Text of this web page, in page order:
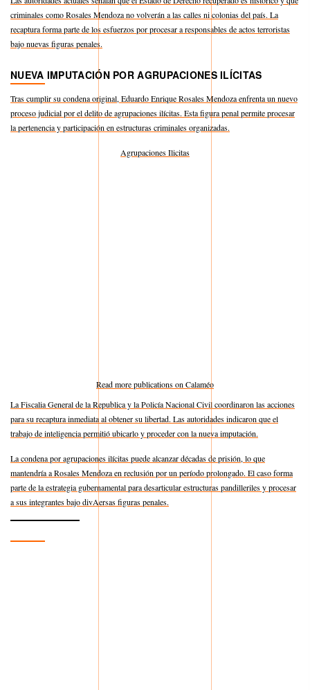
criminales como Rosales Mendoza no volverán a las calles ni colonias del país. La
recaptura forma parte de los esfuerzos por procesar a responsables de actos terroristas
bajo nuevas figuras penales.
NUEVA IMPUTACIÓN POR AGRUPACIONES ILÍCITAS
Tras cumplir su condena original, Eduardo Enrique Rosales Mendoza enfrenta un nuevo
proceso judicial por el delito de agrupaciones ilícitas. Esta figura penal permite procesar
la pertenencia y participación en estructuras criminales organizadas.
Agrupaciones Ilicitas
Read more publications on Calaméo
La Fiscalia General de la Republica y la Policía Nacional Civil coordinaron las acciones
para su recaptura inmediata al obtener su libertad. Las autoridades indicaron que el
trabajo de inteligencia permitió ubicarlo y proceder con la nueva imputación.
La condena por agrupaciones ilícitas puede alcanzar décadas de prisión, lo que
mantendría a Rosales Mendoza en reclusión por un período prolongado. El caso forma
parte de la estrategia gubernamental para desarticular estructuras pandilleriles y procesar
a sus integrantes bajo divAersas figuras penales.